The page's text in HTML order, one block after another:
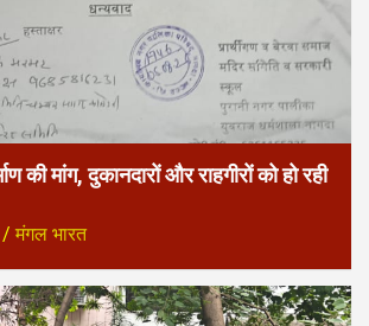
की मांग, दुकानदारों और राहगीरों को हो रही
मंगल भारत